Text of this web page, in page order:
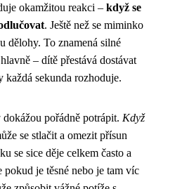
okamžitou reakci – když se
. Ještě než se miminko
dělohy. To znamená silné
– dítě přestává dostávat
sekunda rozhoduje.
pořádně potrápit. Když
se stlačit a omezit přísun
se sice děje celkem často a
je těsné nebo je tam víc